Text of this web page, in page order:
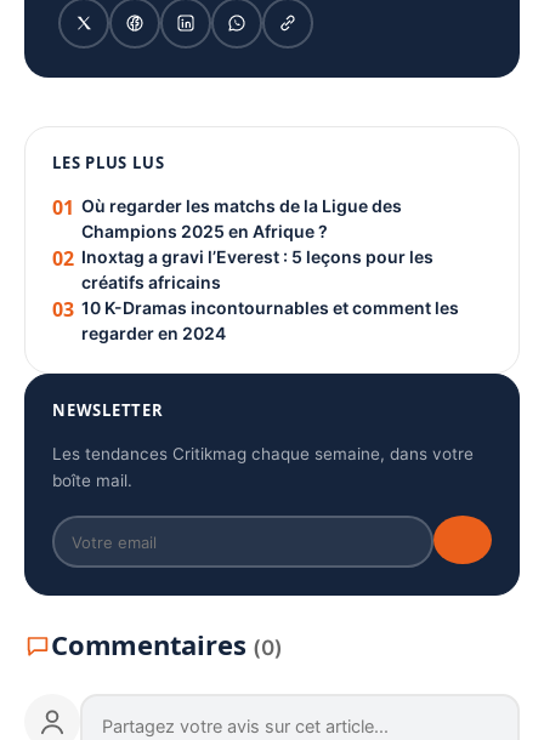
PUBLICITÉ
LES PLUS LUS
01 Où regarder les matchs de la Ligue des
Champions 2025 en Afrique ?
02 Inoxtag a gravi l’Everest : 5 leçons pour les
créatifs africains
03 10 K-Dramas incontournables et comment les
regarder en 2024
NEWSLETTER
Les tendances Critikmag chaque semaine, dans votre
boîte mail.
Commentaires (0)